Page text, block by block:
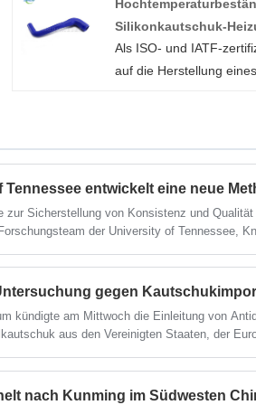
gemeinsam eine
Wir können Ihnen
spezifischen
sicherzustellen, dass
Silikonkautschuk-
Als ISO- und IATF-
auf die Herstellung
werden aus Rohstoffen
hergestellt. Unser
während des Betriebs
Verschleißfestigkeit,
seinen störungsfreien
uns maßgeschneiderte,
Heizungsschläuche
wissen möchten,
zur Sicherstellung von Konsistenz und Qualität
der University of Tennessee,
kündigte am Mittwoch die Einleitung von
aus den Vereinigten Staaten, der
nach Kunming im Südwesten